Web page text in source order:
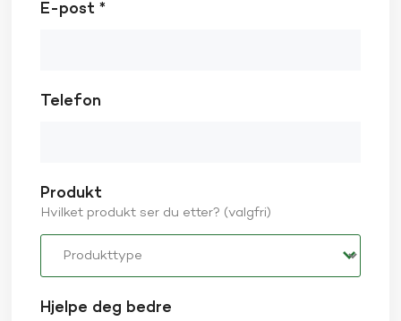
E-post *
Telefon
Produkt
Hvilket produkt ser du etter? (valgfri)
Hjelpe deg bedre